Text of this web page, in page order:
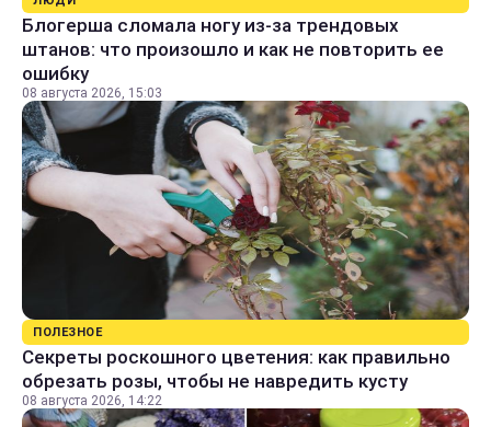
Блогерша сломала ногу из-за трендовых
штанов: что произошло и как не повторить ее
ошибку
08 августа 2026, 15:03
ПОЛЕЗНОЕ
Секреты роскошного цветения: как правильно
обрезать розы, чтобы не навредить кусту
08 августа 2026, 14:22